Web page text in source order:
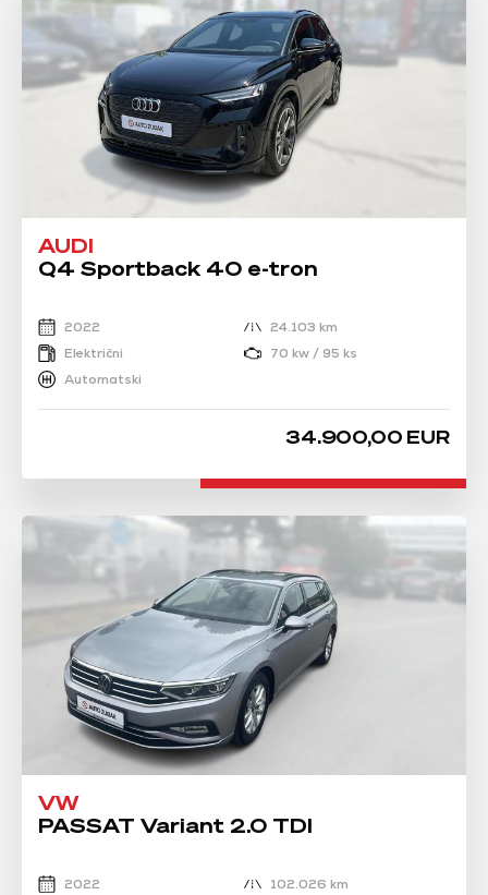
AUDI
Q4 Sportback 40 e-tron
2022
24.103 km
Električni
70 kw / 95 ks
Automatski
34.900,00 EUR
VW
PASSAT Variant 2.0 TDI
2022
102.026 km